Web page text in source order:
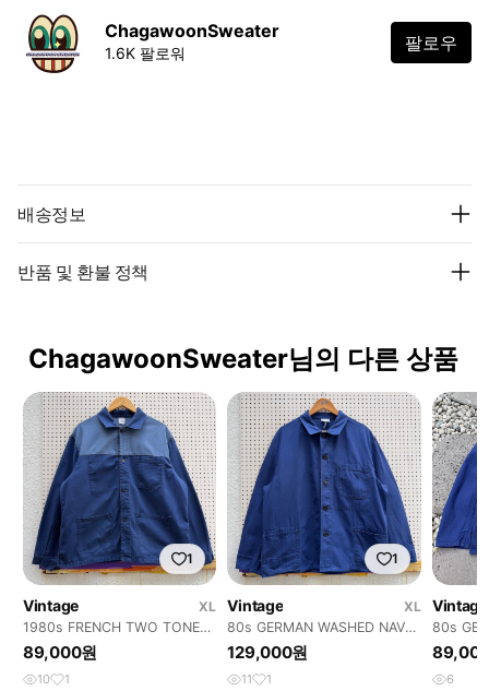
ChagawoonSweater
1.6K 팔로워 팔로우
배송정보
반품 및 환불 정책
ChagawoonSweater님의 다른 상품
1
Vintage
XL
1980s FRENCH TWO TONE
80s 투톤 프렌치워크자켓
89,000원
10 1
1
Vintage
XL
80s GERMAN WASHED NAVY
HBT 헤링본트윌 워크자켓
129,000원
11 1
Vintage
80s
크자켓
6